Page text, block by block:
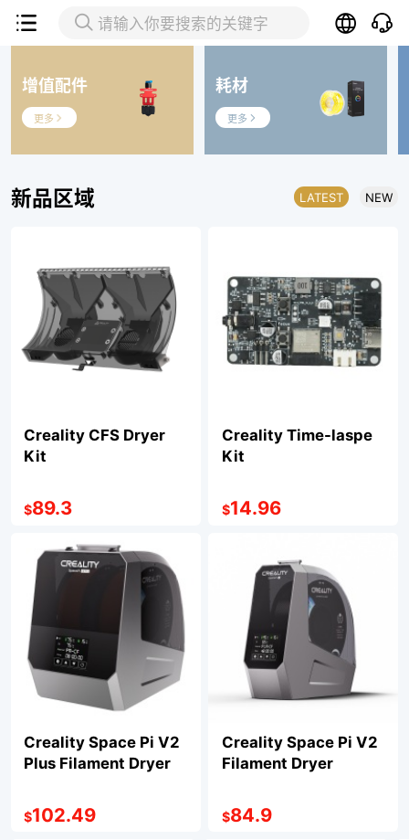
 请输入你要搜索的关键字 
增值配件
更多 
耗材
更多 
新品区域 LATEST NEW
Creality CFS Dryer
Kit
$89.3
Creality Time-laspe
Kit
$14.96
Creality Space Pi V2
Plus Filament Dryer
$102.49
Creality Space Pi V2
Filament Dryer
$84.9